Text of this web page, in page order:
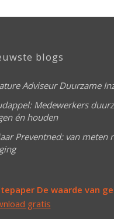
blogs
Adviseur Duurzame
Medewerkers
én houden
Preventned: van meten
De waarde van
gratis